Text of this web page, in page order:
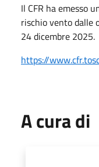
Il CFR ha emesso
rischio vento dalle
24 dicembre 2025.
https://
A cura di